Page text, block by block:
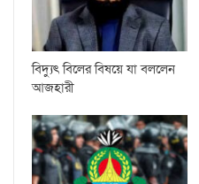
বিদ্যুৎ বিলের বিষয়ে যা বললেন
আজহারী